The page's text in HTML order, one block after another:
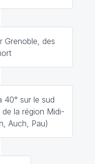
Grenoble, des
40° sur le sud
la région Midi-
Auch, Pau)